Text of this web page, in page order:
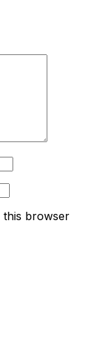
this browser